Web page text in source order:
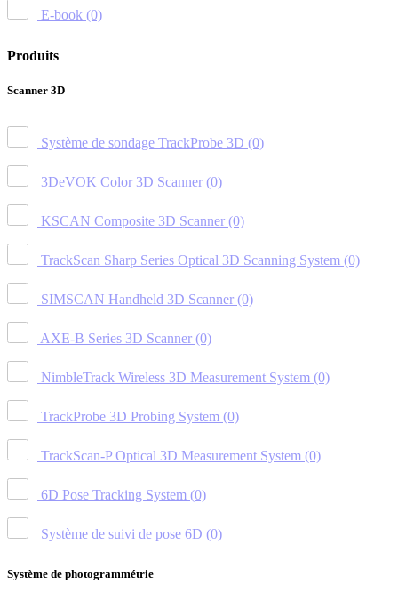
E-book (0)
Produits
Scanner 3D
Système de sondage TrackProbe 3D (0)
3DeVOK Color 3D Scanner (0)
KSCAN Composite 3D Scanner (0)
TrackScan Sharp Series Optical 3D Scanning System (0)
SIMSCAN Handheld 3D Scanner (0)
AXE-B Series 3D Scanner (0)
NimbleTrack Wireless 3D Measurement System (0)
TrackProbe 3D Probing System (0)
TrackScan-P Optical 3D Measurement System (0)
6D Pose Tracking System (0)
Système de suivi de pose 6D (0)
Système de photogrammétrie